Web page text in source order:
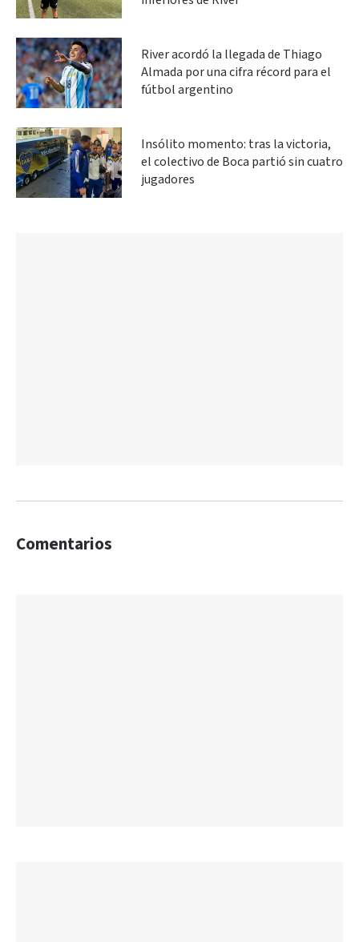
River acordó la llegada de Thiago
Almada por una cifra récord para el
fútbol argentino
Insólito momento: tras la victoria,
el colectivo de Boca partió sin cuatro
jugadores
Comentarios